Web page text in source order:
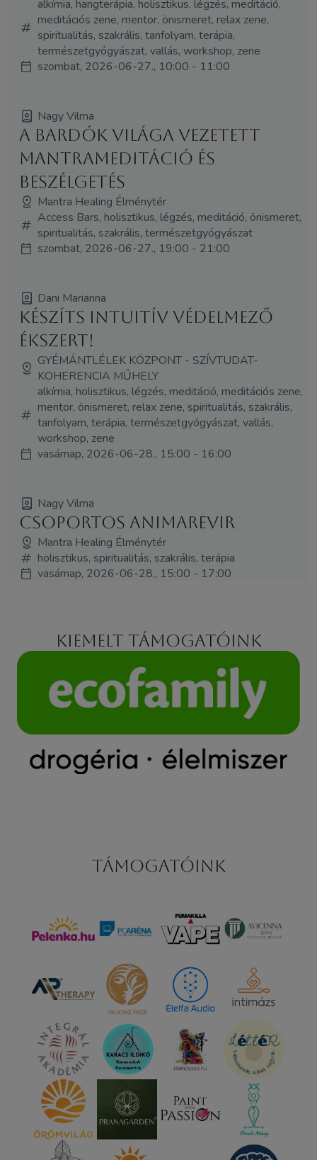
alkímia, hangterápia, holisztikus, légzés, meditáció,
meditációs zene, mentor, önismeret, relax zene,
spiritualitás, szakrális, tanfolyam, terápia,
természetgyógyászat, vallás, workshop, zene
szombat, 2026-06-27., 10:00 - 11:00
Nagy Vilma
A Bardók világa vezetett
mantrameditáció és
beszélgetés
Mantra Healing Élménytér
Access Bars, holisztikus, légzés, meditáció, önismeret,
spiritualitás, szakrális, természetgyógyászat
szombat, 2026-06-27., 19:00 - 21:00
Dani Marianna
Készíts intuitív védelmező
ékszert!
GYÉMÁNTLÉLEK KÖZPONT - SZÍVTUDAT-
KOHERENCIA MŰHELY
alkímia, holisztikus, légzés, meditáció, meditációs zene,
mentor, önismeret, relax zene, spiritualitás, szakrális,
tanfolyam, terápia, természetgyógyászat, vallás,
workshop, zene
vasárnap, 2026-06-28., 15:00 - 16:00
Nagy Vilma
Csoportos Animarevir
Mantra Healing Élménytér
holisztikus, spiritualitás, szakrális, terápia
vasárnap, 2026-06-28., 15:00 - 17:00
Kiemelt támogatóink
Támogatóink